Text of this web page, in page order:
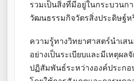
รวมเป็นสิ่งที่มีอยู่ในกระบวน
วัฒนธรรมกิจวัตรสิ่งประดิษฐ์ห
ความรู้ทางวิทยาศาสตร์นำเส
อย่างเป็นระเบียบและมีเหตุผล
ปฏิสัมพันธ์ระหว่างองค์ประก